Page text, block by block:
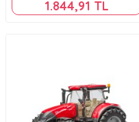
1.844,91 TL